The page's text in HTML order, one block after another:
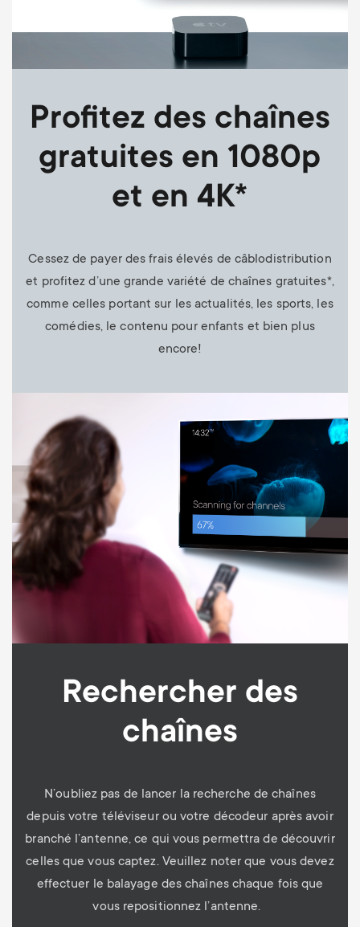
Profitez des chaînes
gratuites en 1080p
et en 4K*
Cessez de payer des frais élevés de câblodistribution
et profitez d’une grande variété de chaînes gratuites*,
comme celles portant sur les actualités, les sports, les
comédies, le contenu pour enfants et bien plus
encore!
Rechercher des
chaînes
N’oubliez pas de lancer la recherche de chaînes
depuis votre téléviseur ou votre décodeur après avoir
branché l’antenne, ce qui vous permettra de découvrir
celles que vous captez. Veuillez noter que vous devez
effectuer le balayage des chaînes chaque fois que
vous repositionnez l’antenne.